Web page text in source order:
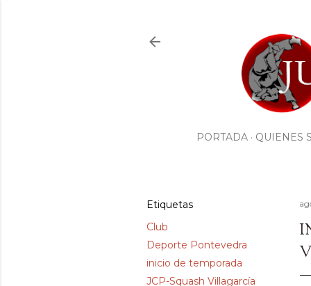
PORTADA QUIENES
Etiquetas
Club
Deporte Pontevedra
inicio de temporada
JCP-Squash Villagarcía